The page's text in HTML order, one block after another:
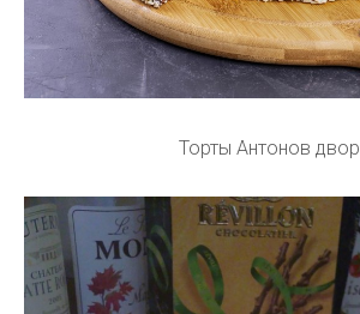
Торты Антонов двор